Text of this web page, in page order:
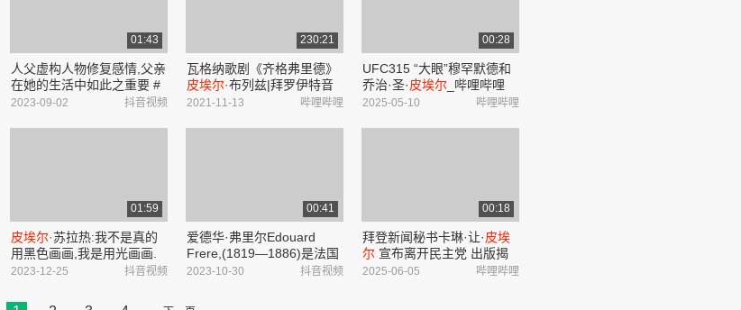
01:43
人父虚构人物修复感情,父亲
在她的生活中如此之重要 #
电影 #托尼·厄德曼 #喜剧 #
抖音视频
2023-09-02
230:21
瓦格纳歌剧《齐格弗里德》
皮埃尔·布列兹|拜罗伊特音
乐节100周年
哔哩哔哩
2021-11-13
00:28
UFC315 “大眼”穆罕默德和
乔治·圣·皮埃尔 _哔哩哔哩
_bilibili
哔哩哔哩
2025-05-10
01:59
皮埃尔·苏拉热:我不是真的
用黑色画画,我是用光画画.
最容易被东方接受的抽象艺
前世界上第三位在世时其作
抖音视频
2023-12-25
00:41
爱德华·弗里尔Edouard
Frere,(1819—1886)是法国
画家.他被认为是十九世纪欧
抖音视频
2023-10-30
00:18
拜登新闻秘书卡琳·让·皮埃
尔 宣布离开民主党 出版揭
露拜登内幕的书_哔哩哔哩
哔哩哔哩
2025-06-05